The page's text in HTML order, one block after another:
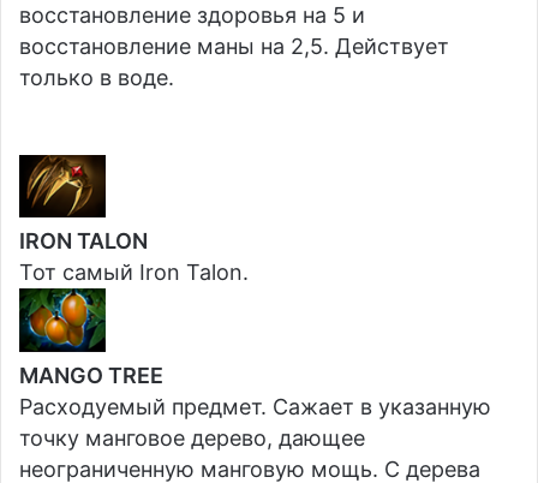
восстановление здоровья на 5 и
восстановление маны на 2,5. Действует
только в воде.
IRON TALON
Тот самый Iron Talon.
MANGO TREE
Расходуемый предмет. Сажает в указанную
точку манговое дерево, дающее
неограниченную манговую мощь. С дерева